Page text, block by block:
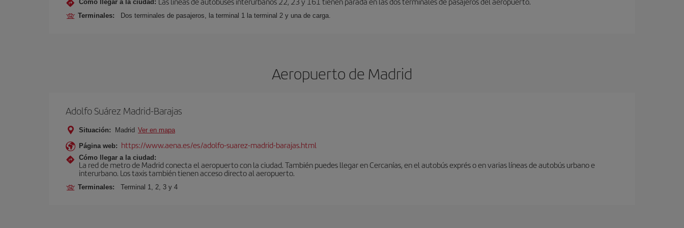
Cómo llegar a la ciudad:
Terminales: Dos terminales de pasajeros, la terminal 1 la terminal 2 y una de carga.
Aeropuerto de Madrid
Adolfo Suárez Madrid-Barajas
Situación: Madrid Ver en mapa
Página web: https://www.aena.es/es/adolfo-suarez-madrid-barajas.html
Cómo llegar a la ciudad:
La red de metro de Madrid conecta el aeropuerto con la ciudad. También puedes llegar en Cercanías, en el autobús exprés o en varias líneas de autobús urbano e
interurbano. Los taxis también tienen acceso directo al aeropuerto.
Terminales: Terminal 1, 2, 3 y 4